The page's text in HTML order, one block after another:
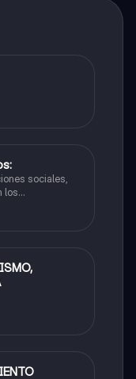
sociales,
los